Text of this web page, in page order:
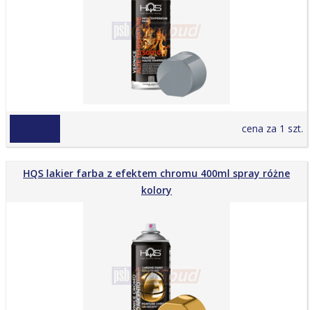
cena za 1 szt.
HQS lakier farba z efektem chromu 400ml spray różne
kolory